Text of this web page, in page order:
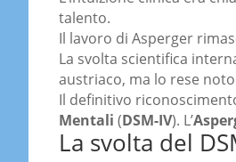
talento.
Il lavoro di Asperger
La svolta scientifica
austriaco, ma lo rese
Il definitivo
Mentali (DSM-IV). L’
La svolta del